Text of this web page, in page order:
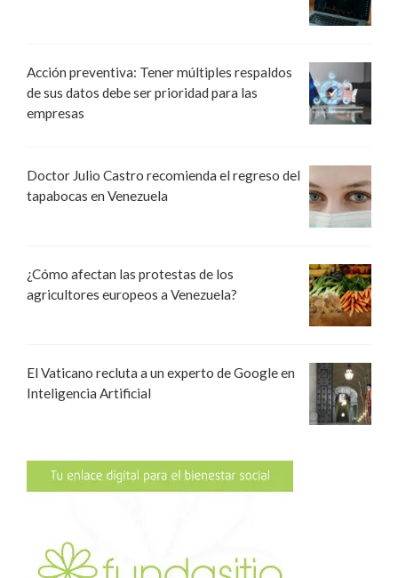
Acción preventiva: Tener múltiples respaldos
de sus datos debe ser prioridad para las
empresas
Doctor Julio Castro recomienda el regreso del
tapabocas en Venezuela
¿Cómo afectan las protestas de los
agricultores europeos a Venezuela?
El Vaticano recluta a un experto de Google en
Inteligencia Artificial